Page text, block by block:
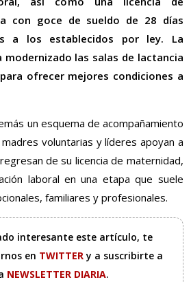
con goce de sueldo de 28 días
a los establecidos por ley. La
modernizado las salas de lactancia
ofrecer mejores condiciones a
un esquema de acompañamiento
voluntarias y líderes apoyan a
de su licencia de maternidad,
laboral en una etapa que suele
familiares y profesionales.
interesante este artículo, te
en TWITTERy a suscribirte a
NEWSLETTER DIARIA.